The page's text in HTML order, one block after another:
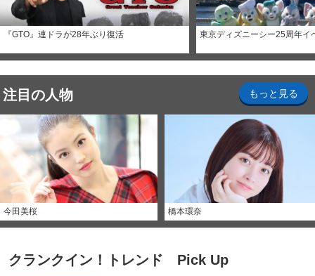
『GTO』連ドラが28年ぶり復活 東京ディズニーシー25周年イ
注目の人物 もっと見る
今田美桜 橋本環奈
クランクイン！トレンド Pick Up